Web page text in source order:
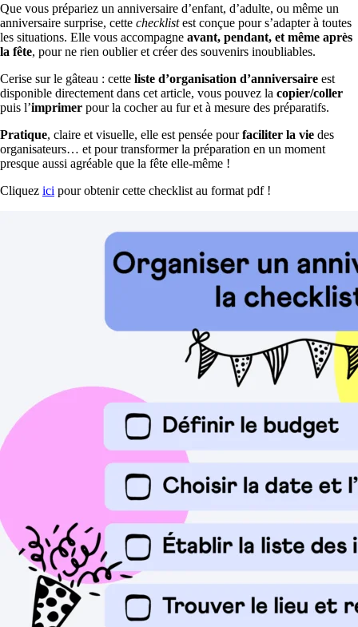
Que vous prépariez un anniversaire d’enfant, d’adulte, ou même un
anniversaire surprise, cette checklistest conçue pour s’adapter à toutes
les situations. Elle vous accompagne avant, pendant, et même après
la fête, pour ne rien oublier et créer des souvenirs inoubliables.
Cerise sur le gâteau : cette liste d’organisation d’anniversaire est
disponible directement dans cet article, vous pouvez la copier/coller
puis l’imprimer pour la cocher au fur et à mesure des préparatifs.
Pratique, claire et visuelle, elle est pensée pourfaciliter la vie des
organisateurs… et pour transformer la préparation en un moment
presque aussi agréable que la fête elle-même !
Cliquez ici pour obtenir cette checklist au format pdf !